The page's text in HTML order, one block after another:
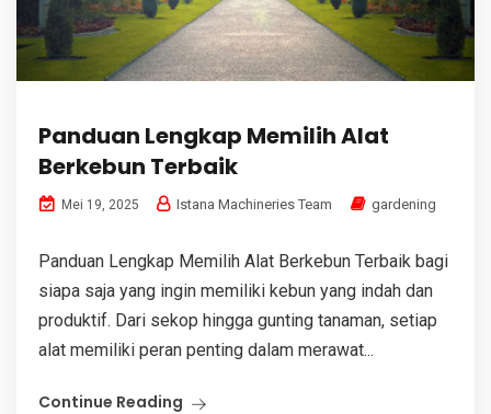
Panduan Lengkap Memilih Alat
Berkebun Terbaik
Mei 19, 2025 Istana Machineries Team gardening
Panduan Lengkap Memilih Alat Berkebun Terbaik bagi
siapa saja yang ingin memiliki kebun yang indah dan
produktif. Dari sekop hingga gunting tanaman, setiap
alat memiliki peran penting dalam merawat...
Continue Reading